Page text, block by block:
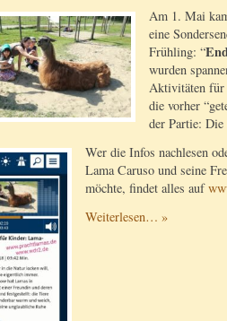
Am 1. Mai
eine
Frühling: “
wurden
Aktivitäten für
die vorher
der Partie: Die
Wer die Infos nachlesen
Lama Caruso und seine
möchte, findet alles auf
Weiterlesen… »